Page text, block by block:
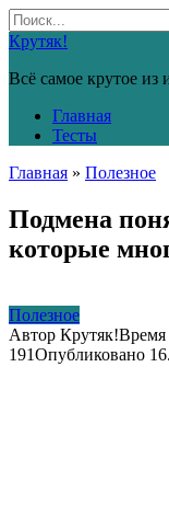
Перейти
к
контенту
Search
for:
Крутяк!
Всё самое крутое из
Главная
Тесты
Главная » Полезное
Подмена
которые
Полезное
Автор Крутяк!Время
191Опубликовано